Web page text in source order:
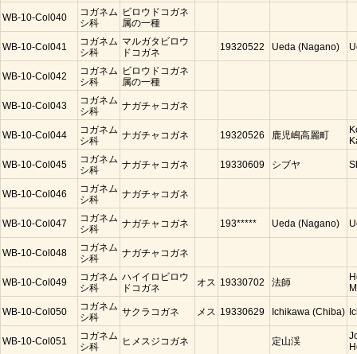
WB-10-Col040
コガネム
シ科
ビロウドコガネ
属の一種
WB-10-Col041
コガネム
シ科
マルガタビロウ
ドコガネ
19320522 Ueda (Nagano)
WB-10-Col042
コガネム
シ科
ビロウドコガネ
属の一種
WB-10-Col043
コガネム
シ科
ナガチャコガネ
WB-10-Col044
コガネム
シ科
ナガチャコガネ 19320526 鹿児嶋高麗町
WB-10-Col045
コガネム
シ科
ナガチャコガネ 19330609 シブヤ
WB-10-Col046
コガネム
シ科
ナガチャコガネ
WB-10-Col047
コガネム
シ科
ナガチャコガネ 193***** Ueda (Nagano)
WB-10-Col048
コガネム
シ科
ナガチャコガネ
WB-10-Col049
コガネム
シ科
ハイイロビロウ
ドコガネ
オス 19330702 法師
WB-10-Col050
コガネム
シ科
サクラコガネ メス 19330629 Ichikawa (Chiba)
WB-10-Col051
コガネム
シ科
ヒメスジコガネ 定山渓